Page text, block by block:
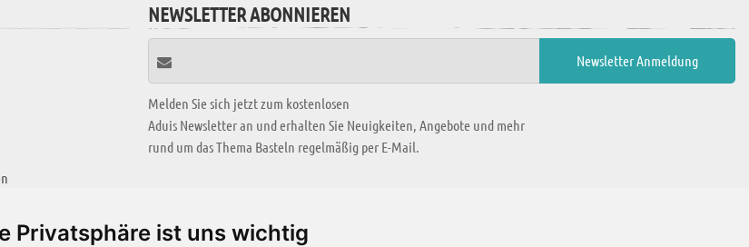
Privatsphäre ist uns wichtig
NEWSLETTER ABONNIEREN
Melden Sie sich jetzt zum kostenlosen
Aduis Newsletter an und erhalten Sie Neuigkeiten, Angebote und mehr
rund um das Thema Basteln regelmäßig per E-Mail.
KREATIV ZONE